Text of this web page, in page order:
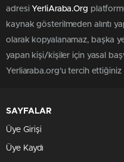
adresi YerliAraba.Org
kaynak gösterilmeden alıntı
olarak kopyalanamaz, başka
yapan kişi/kişiler için yasal
Yerliaraba.org'u tercih
SAYFALAR
Üye Girişi
Üye Kaydı